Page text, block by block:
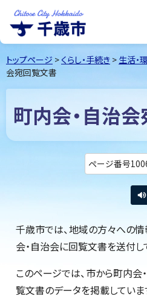
千歳市Chitose
City Hokkaido
トップページ > くらし・手続き > 生活・
会宛回覧文書
町内会・自治
ページ番号
千歳市では、地域の方々への
会・自治会に回覧文書を送付し
このページでは、市から町内会
覧文書のデータを掲載してい